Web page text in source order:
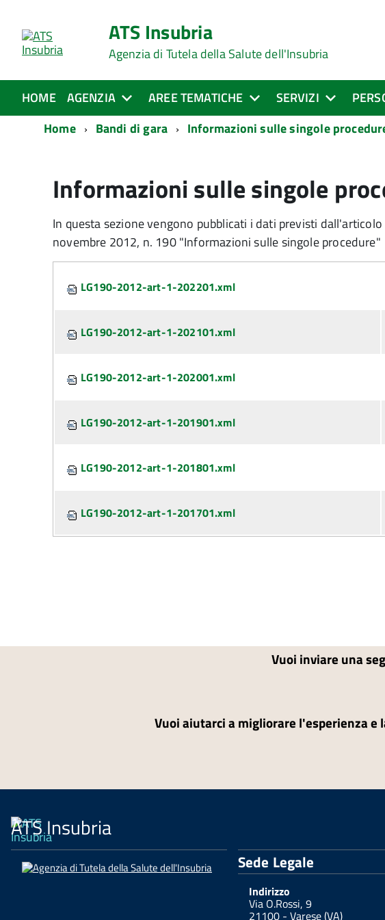
ATS Insubria
Agenzia di Tutela della Salute dell'Insubria
HOME AGENZIA AREE TEMATICHE SERVIZI
Home
Bandi di gara Informazioni sulle singole
Informazioni sulle singole
In questa sezione vengono pubblicati i dati previsti
novembre 2012, n. 190 "Informazioni sulle singole procedure"
LG190-2012-art-1-202201.xml
LG190-2012-art-1-202101.xml
LG190-2012-art-1-202001.xml
LG190-2012-art-1-201901.xml
LG190-2012-art-1-201801.xml
LG190-2012-art-1-201701.xml
Vuoi inviare una
Vuoi aiutarci a migliorare l'esperienza
ATS Insubria
Sede Legale
Indirizzo
Via O.Rossi, 9
21100 - Varese (VA)